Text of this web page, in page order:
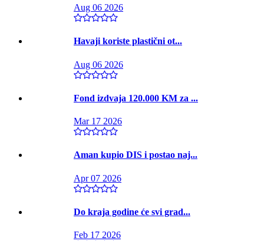
Aug 06 2026
Havaji koriste plastični ot...
Aug 06 2026
Fond izdvaja 120.000 KM za ...
Mar 17 2026
Aman kupio DIS i postao naj...
Apr 07 2026
Do kraja godine će svi grad...
Feb 17 2026